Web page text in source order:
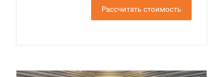
Рассчитать стоимость